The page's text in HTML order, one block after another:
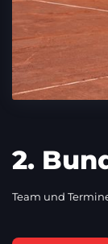
2.
Team und